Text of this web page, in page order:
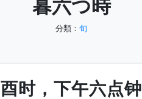
暮六つ時
分類： 旬
酉时，下午六点钟